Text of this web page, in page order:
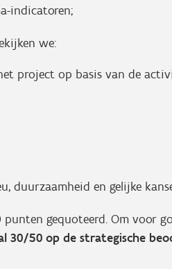
indicatoren;
we:
project op basis van de
duurzaamheid en gelijke
gequoteerd. Om voor
30/50 op de strategische